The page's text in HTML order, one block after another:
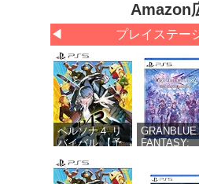
Amazon
◀ プレイステー
ペルソナ４ リ
バイバル 【予
DLC「ペルソ
ナ４ リバイバ
GRANBLUE
FANTASY:
Ragnarok(グ